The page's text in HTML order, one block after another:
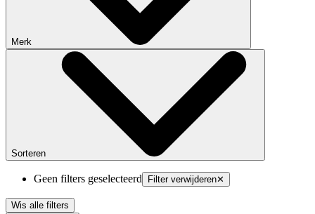
Merk
Sorteren
Geen filters geselecteerd Filter verwijderen✕
Wis alle filters